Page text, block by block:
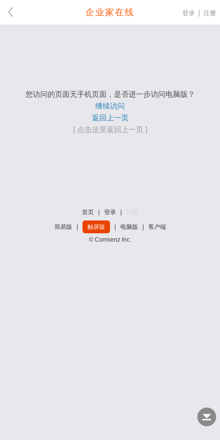
企业家在线 登录 注册
您访问的页面无手机页面，是否进一步访问电脑版？
继续访问
返回上一页
[ 点击这里返回上一页 ]
首页 登录
简易版 触屏版 电脑版
客户端
© Comsenz Inc.